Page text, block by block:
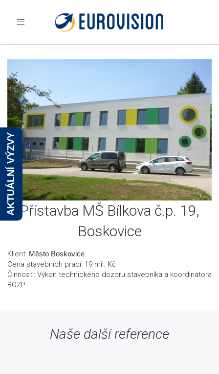
Toggle
Přístavba MŠ Bílkova č.p. 19,
Boskovice
Klient: Město Boskovice
Cena stavebních prací: 19 mil. Kč
Činnosti: Výkon technického dozoru stavebníka a koordinátora
BOZP
Naše další reference
AKTUÁLNÍ VÝZVY